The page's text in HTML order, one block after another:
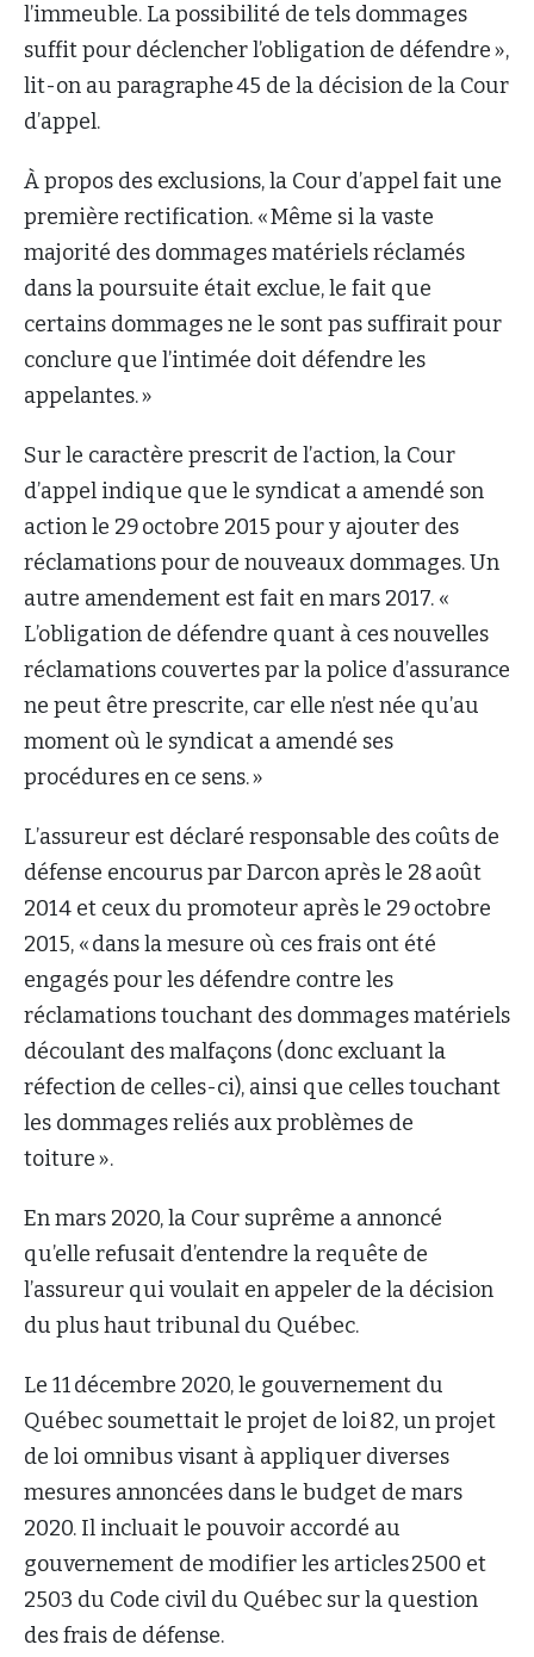
l’immeuble. La possibilité de tels dommages
suffit pour déclencher l’obligation de défendre »,
lit-on au paragraphe 45 de la décision de la Cour
d’appel.
À propos des exclusions, la Cour d’appel fait une
première rectification. « Même si la vaste
majorité des dommages matériels réclamés
dans la poursuite était exclue, le fait que
certains dommages ne le sont pas suffirait pour
conclure que l’intimée doit défendre les
appelantes. »
Sur le caractère prescrit de l’action, la Cour
d’appel indique que le syndicat a amendé son
action le 29 octobre 2015 pour y ajouter des
réclamations pour de nouveaux dommages. Un
autre amendement est fait en mars 2017. «
L’obligation de défendre quant à ces nouvelles
réclamations couvertes par la police d’assurance
ne peut être prescrite, car elle n’est née qu’au
moment où le syndicat a amendé ses
procédures en ce sens. »
L’assureur est déclaré responsable des coûts de
défense encourus par Darcon après le 28 août
2014 et ceux du promoteur après le 29 octobre
2015, « dans la mesure où ces frais ont été
engagés pour les défendre contre les
réclamations touchant des dommages matériels
découlant des malfaçons (donc excluant la
réfection de celles-ci), ainsi que celles touchant
les dommages reliés aux problèmes de
toiture ».
En mars 2020, la Cour suprême a annoncé
qu’elle refusait d’entendre la requête de
l’assureur qui voulait en appeler de la décision
du plus haut tribunal du Québec.
Le 11 décembre 2020, le gouvernement du
Québec soumettait le projet de loi 82, un projet
de loi omnibus visant à appliquer diverses
mesures annoncées dans le budget de mars
2020. Il incluait le pouvoir accordé au
gouvernement de modifier les articles 2500 et
2503 du Code civil du Québec sur la question
des frais de défense.